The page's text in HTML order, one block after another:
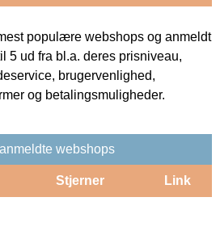
populære webshops og anmeldt
5 ud fra bl.a. deres prisniveau,
brugervenlighed,
og betalingsmuligheder.
webshops
Stjerner Link